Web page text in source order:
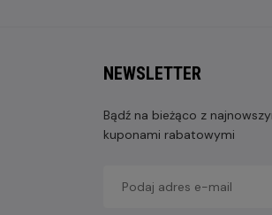
NEWSLETTER
Bądź na bieżąco z
kuponami rabatowymi